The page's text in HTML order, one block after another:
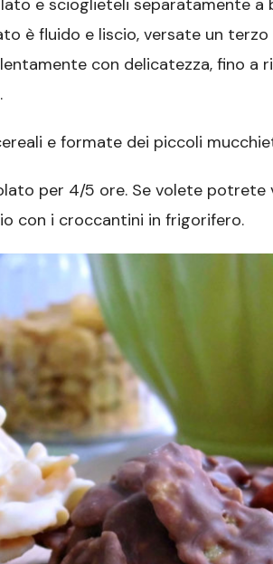
e scioglieteli separatamente a
è fluido e liscio, versate un terzo
con delicatezza, fino a
e formate dei piccoli
per 4/5 ore. Se volete potrete
con i croccantini in frigorifero.